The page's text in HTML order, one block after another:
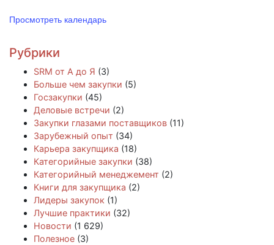
Просмотреть календарь
Рубрики
SRM от А до Я (3)
Больше чем закупки (5)
Госзакупки (45)
Деловые встречи (2)
Закупки глазами поставщиков (11)
Зарубежный опыт (34)
Карьера закупщика (18)
Категорийные закупки (38)
Категорийный менеджемент (2)
Книги для закупщика (2)
Лидеры закупок (1)
Лучшие практики (32)
Новости (1 629)
Полезное (3)